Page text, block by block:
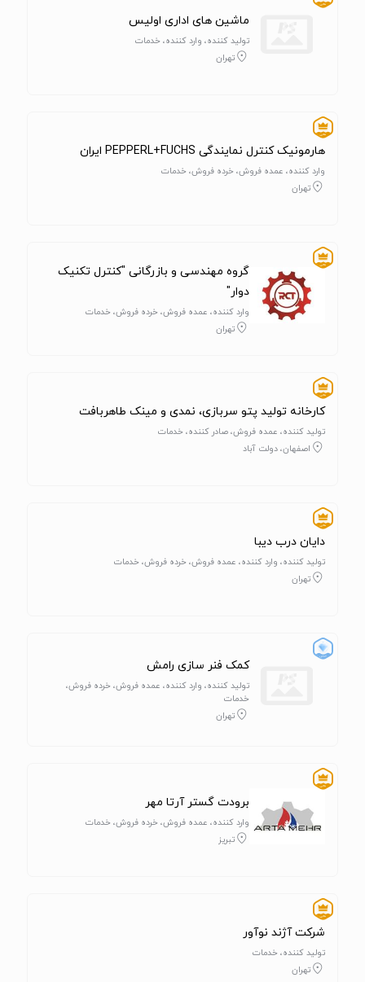
ماشین های اداری اولیس
تولید کننده، وارد کننده، خدمات
تهران
هارمونیک کنترل نمایندگی PEPPERL+FUCHS ایران
وارد کننده، عمده فروش، خرده فروش، خدمات
تهران
گروه مهندسی و بازرگانی "کنترل تکنیک
دوار"
وارد کننده، عمده فروش، خرده فروش، خدمات
تهران
کارخانه تولید پتو سربازی، نمدی و مینک طاهربافت
تولید کننده، عمده فروش، صادر کننده، خدمات
اصفهان، دولت آباد
دایان درب دیبا
تولید کننده، وارد کننده، عمده فروش، خرده فروش، خدمات
تهران
کمک‌ فنر سازی رامش
تولید کننده، وارد کننده، عمده فروش، خرده فروش،
خدمات
تهران
برودت گستر آرتا مهر
وارد کننده، عمده فروش، خرده فروش، خدمات
تبریز
شرکت آژند نوآور
تولید کننده، خدمات
تهران